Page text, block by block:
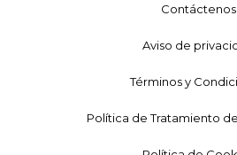
Contáctenos
Aviso de
Términos y
Política de Tratamiento